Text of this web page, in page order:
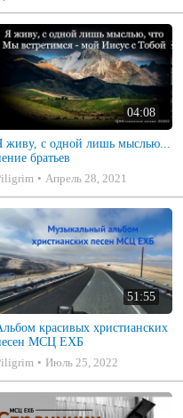
04:08
живу, с одной лишь мыслью...
братьев
Апрель 28, 2021
51:55
красивых христианских
МСЦ ЕХБ
Июль 25, 2022